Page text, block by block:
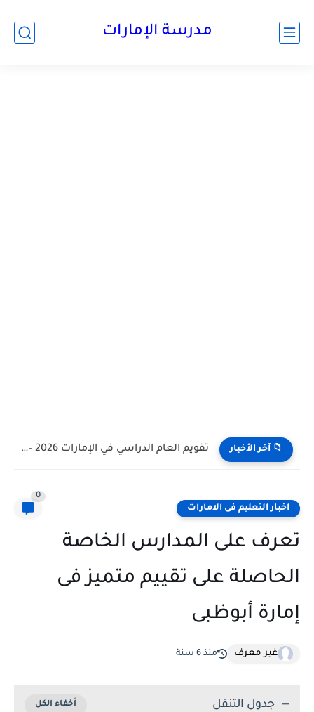
مدرسة الإمارات
📁 آخر الأخبار تقويم العام الدراسي في الإمارات 2026 – 2027 - مواعيد...
اخبار التعليم فى الامارات
0
تعرف على المدارس الخاصة
الحاصلة على تقييم متميز فى
إمارة أبوظبى
غير معرف منذ 6 سنة
جدول التنقل